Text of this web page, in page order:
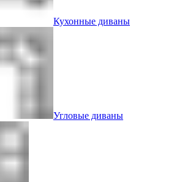
Кухонные диваны
Угловые диваны